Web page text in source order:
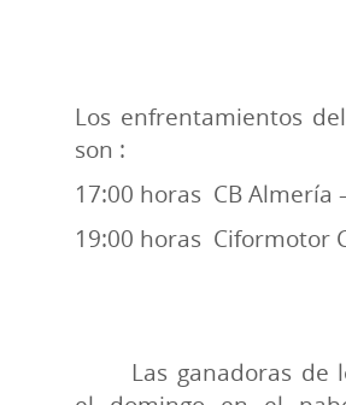
Los enfrentamientos
son :
17:00 horas CB Almería
19:00 horas Ciformotor
Las ganadoras